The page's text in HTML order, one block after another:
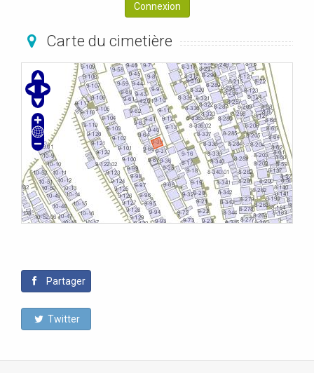
Connexion
Carte du cimetière
Partager
Twitter